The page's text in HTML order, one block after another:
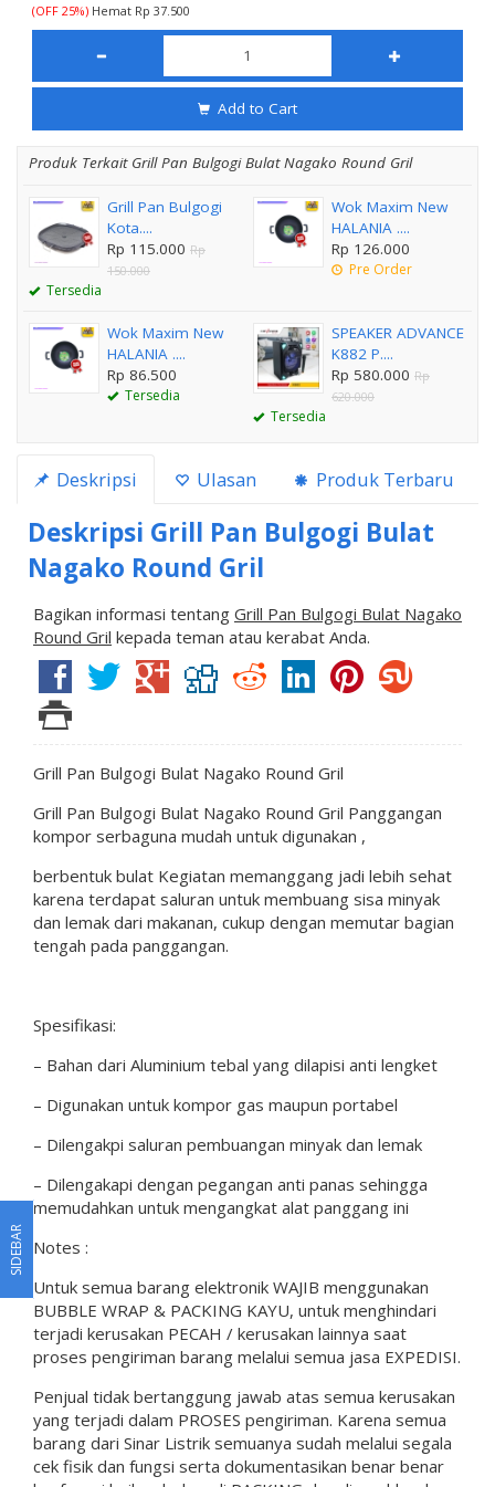
(OFF 25%) Hemat Rp 37.500
Add to Cart
Produk Terkait Grill Pan Bulgogi Bulat Nagako Round Gril
Grill Pan Bulgogi
Kota....
Rp 115.000 Rp
150.000
Tersedia
Wok Maxim New
HALANIA ....
Rp 126.000
Pre Order
Wok Maxim New
HALANIA ....
Rp 86.500
Tersedia
SPEAKER ADVANCE
K882 P....
Rp 580.000 Rp
620.000
Tersedia
Deskripsi Ulasan Produk Terbaru
Deskripsi Grill Pan Bulgogi Bulat
Nagako Round Gril
Bagikan informasi tentang Grill Pan Bulgogi Bulat Nagako
Round Gril kepada teman atau kerabat Anda.
Grill Pan Bulgogi Bulat Nagako Round Gril
Grill Pan Bulgogi Bulat Nagako Round Gril Panggangan
kompor serbaguna mudah untuk digunakan ,
berbentuk bulat Kegiatan memanggang jadi lebih sehat
karena terdapat saluran untuk membuang sisa minyak
dan lemak dari makanan, cukup dengan memutar bagian
tengah pada panggangan.
Spesifikasi:
– Bahan dari Aluminium tebal yang dilapisi anti lengket
– Digunakan untuk kompor gas maupun portabel
– Dilengakpi saluran pembuangan minyak dan lemak
– Dilengakapi dengan pegangan anti panas sehingga
memudahkan untuk mengangkat alat panggang ini
Notes :
Untuk semua barang elektronik WAJIB menggunakan
BUBBLE WRAP & PACKING KAYU, untuk menghindari
terjadi kerusakan PECAH / kerusakan lainnya saat
proses pengiriman barang melalui semua jasa EXPEDISI.
Penjual tidak bertanggung jawab atas semua kerusakan
yang terjadi dalam PROSES pengiriman. Karena semua
barang dari Sinar Listrik semuanya sudah melalui segala
cek fisik dan fungsi serta dokumentasikan benar benar
SIDEBAR